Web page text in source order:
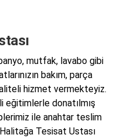
mutfak, lavabo gibi
bakım, parça
hizmet vermekteyiz.
eğitimlerle donatılmış
ile anahtar teslim
Tesisat Ustası